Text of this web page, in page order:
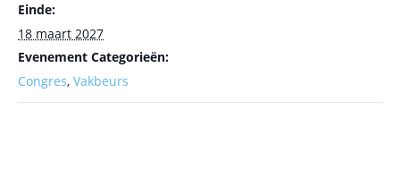
Einde:
18 maart 2027
Evenement Categorieën:
Congres, Vakbeurs